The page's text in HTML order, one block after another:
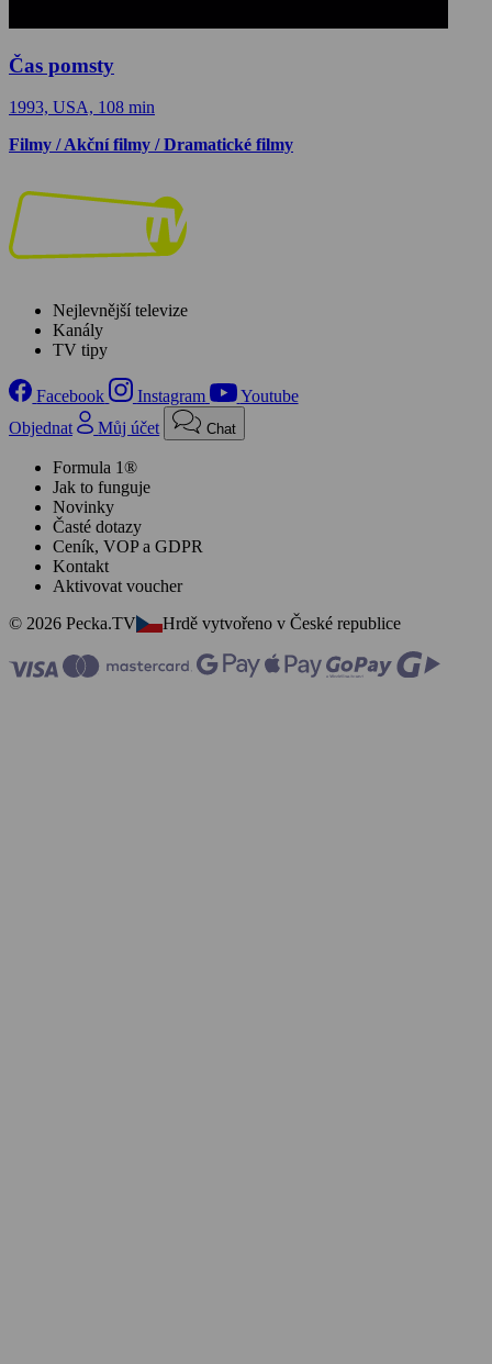
Čas pomsty
1993, USA, 108 min
Filmy / Akční filmy / Dramatické filmy
Nejlevnější televize
Kanály
TV tipy
Facebook Instagram
Youtube
Objednat
Můj účet Chat
Formula 1®
Jak to funguje
Novinky
Časté dotazy
Ceník, VOP a GDPR
Kontakt
Aktivovat voucher
© 2026 Pecka.TV
Hrdě vytvořeno v České republice